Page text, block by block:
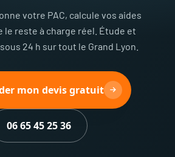
votre PAC, calcule vos aides
le reste à charge réel. Étude et
24 h sur tout le Grand Lyon.
mon devis gratuit
06 65 45 25 36